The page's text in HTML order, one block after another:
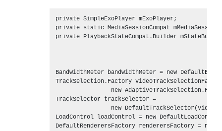
private SimpleExoPlayer mExoPlayer;
private static MediaSessionCompat mMediaSession;
private PlaybackStateCompat.Builder
BandwidthMeter bandwidthMeter = new
TrackSelection.Factory
new
TrackSelector trackSelector =
new
LoadControl loadControl = new
DefaultRenderersFactory renderersFactory =